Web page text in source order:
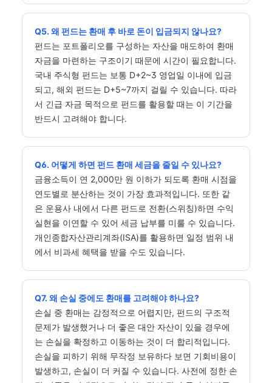
Q5. 왜 펀드는 환매 후 바로 돈이 입금되지 않나요?
펀드는 포트폴리오를 구성하는 자산을 매도하여 환매
자금을 마련하는 구조이기 때문에 시간이 필요합니다.
국내 주식형 펀드는 보통 D+2~3 영업일 이내에 입금
되고, 해외 펀드는 D+5~7까지 걸릴 수 있습니다. 따라
서 긴급 자금 목적으로 펀드를 활용할 때는 이 기간을
반드시 고려해야 합니다.
Q6. 어떻게 하면 펀드 환매 세금을 줄일 수 있나요?
금융소득이 연 2,000만 원 이하가 되도록 환매 시점을
연도별로 분산하는 것이 가장 효과적입니다. 또한 같
은 운용사 내에서 다른 펀드로 전환(스위칭)하면 수익
실현을 이연할 수 있어 세금 납부를 미룰 수 있습니다.
개인종합자산관리계좌(ISA)를 활용하면 일정 범위 내
에서 비과세 혜택을 받을 수도 있습니다.
Q7. 왜 손실 중에도 환매를 고려해야 하나요?
손실 중 환매는 감정적으로 어렵지만, 펀드의 구조적
문제가 발생했거나 더 좋은 대안 자산이 있을 경우에
는 손실을 확정하고 이동하는 것이 더 합리적입니다.
손실을 피하기 위해 무작정 보유하다 보면 기회비용이
발생하고, 손실이 더 커질 수 있습니다. 사전에 정한 손